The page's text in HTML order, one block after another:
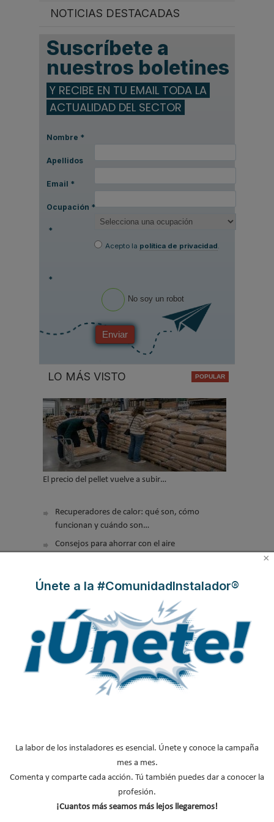
NOTICIAS DESTACADAS
Suscríbete a
nuestros boletines
Y RECIBE EN TU EMAIL TODA LA
ACTUALIDAD DEL SECTOR
Nombre *
Apellidos
Email *
Ocupación *
*
Acepto la política de privacidad.
*
No soy un robot
Enviar
LO MÁS VISTO
El precio del pellet vuelve a subir…
Recuperadores de calor: qué son, cómo
funcionan y cuándo son…
Consejos para ahorrar con el aire
2026: fuerte subi…
¿Cómo detectar el gas radón? Medición y
soluciones
Haier Perla Premium S: Confort, eficiencia y
tecnología para…
FIRMAS INVITADAS
Alberto Vázquez
Javier Hernanz Guifre Cortés
×
Únete a la #ComunidadInstalador®
La labor de los instaladores es esencial. Únete y conoce la campaña
mes a mes.
Comenta y comparte cada acción. Tú también puedes dar a conocer la
profesión.
¡Cuantos más seamos más lejos llegaremos!